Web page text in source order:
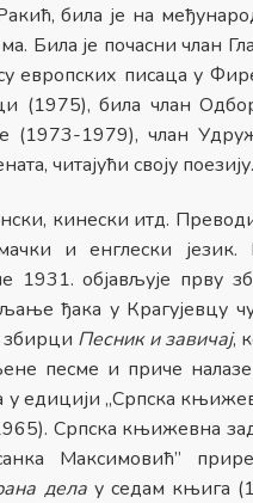
била је на
Била је почасни члан
европских писаца у
(1975), била члан
(1973-1979), члан
читајући своју поезију.
кинески итд.
и енглески језик.
1931. објављује прву
ђака у Крагујевцу
збирци Песник и завичај,
песме и приче
у едицији „Српска
Српска књижевна
Максимовић”
делау седам књига